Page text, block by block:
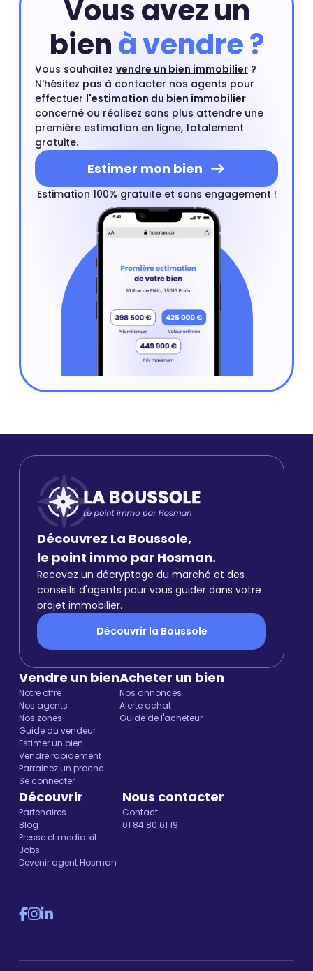
Vous avez un
bienà vendre ?
Vous souhaitez vendre un bien immobilier ?
N'hésitez pas à contacter nos agents pour
effectuer l'estimation du bien immobilier
concerné ou réalisez sans plus attendre une
première estimation en ligne, totalement
gratuite.
Estimer mon bien
Estimation 100% gratuite et sans engagement !
Découvrez La Boussole,
le point immo par Hosman.
Recevez un décryptage du marché et des
conseils d'agents pour vous guider dans votre
projet immobilier.
Découvrir la Boussole
Vendre un bien
Notre offre
Nos agents
Nos zones
Guide du vendeur
Estimer un bien
Vendre rapidement
Parrainez un proche
Se connecter
Acheter un bien
Nos annonces
Alerte achat
Guide de l'acheteur
Découvrir
Partenaires
Blog
Presse et media kit
Jobs
Devenir agent Hosman
Nous contacter
Contact
01 84 80 61 19